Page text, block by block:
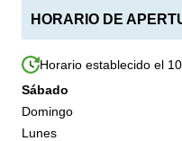
HORARIO DE
Horario establecido el
Sábado
Domingo
Lunes